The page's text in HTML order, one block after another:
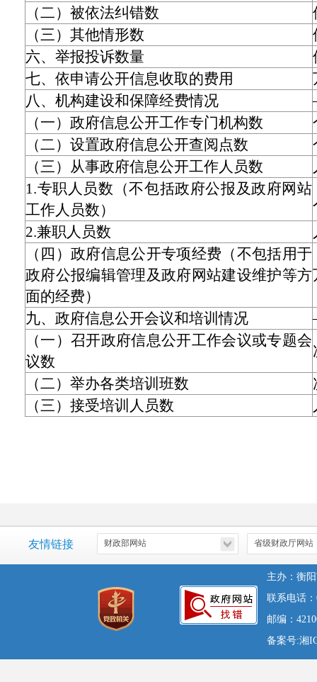
（二）被依法纠错数
（三）其他情形数
六、举报投诉数量
七、依申请公开信息收取的费用
八、机构建设和保障经费情况
（一）政府信息公开工作专门机构数
（二）设置政府信息公开查阅点数
（三）从事政府信息公开工作人员数
1.专职人员数（不包括政府公报及政府网站
工作人员数）
2.兼职人员数
（四）政府信息公开专项经费（不包括用于
政府公报编辑管理及政府网站建设维护等方
面的经费）
九、政府信息公开会议和培训情况
（一）召开政府信息公开工作会议或专题会
议数
（二）举办各类培训班数
（三）接受培训人员数
友情链接
主办：衡
联系电话
邮编：
备案号:湘